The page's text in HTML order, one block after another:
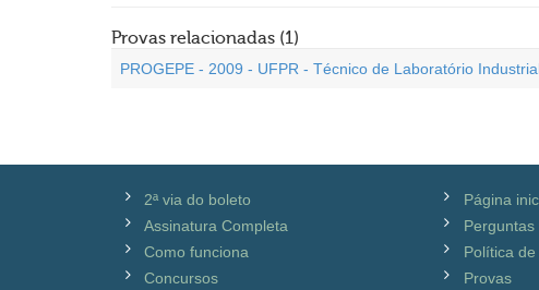
Provas relacionadas (1)
PROGEPE - 2009 - UFPR - Técnico de Laboratório
2ª via do boleto
Assinatura Completa
Como funciona
Concursos
Página
Política
Provas